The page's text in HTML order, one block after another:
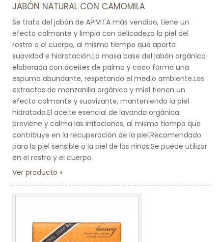
JABÓN NATURAL CON CAMOMILA
Se trata del jabón de APIVITA más vendido, tiene un
efecto calmante y limpia con delicadeza la piel del
rostro o el cuerpo, al mismo tiempo que aporta
suavidad e hidratación.La masa base del jabón orgánico
elaborada con aceites de palma y coco forma una
espuma abundante, respetando el medio ambiente.Los
extractos de manzanilla orgánica y miel tienen un
efecto calmante y suavizante, manteniendo la piel
hidratada.El aceite esencial de lavanda orgánica
previene y calma las irritaciones, al mismo tiempo que
contribuye en la recuperación de la piel.Recomendado
para la piel sensible o la piel de los niños.Se puede utilizar
en el rostro y el cuerpo.
Ver producto